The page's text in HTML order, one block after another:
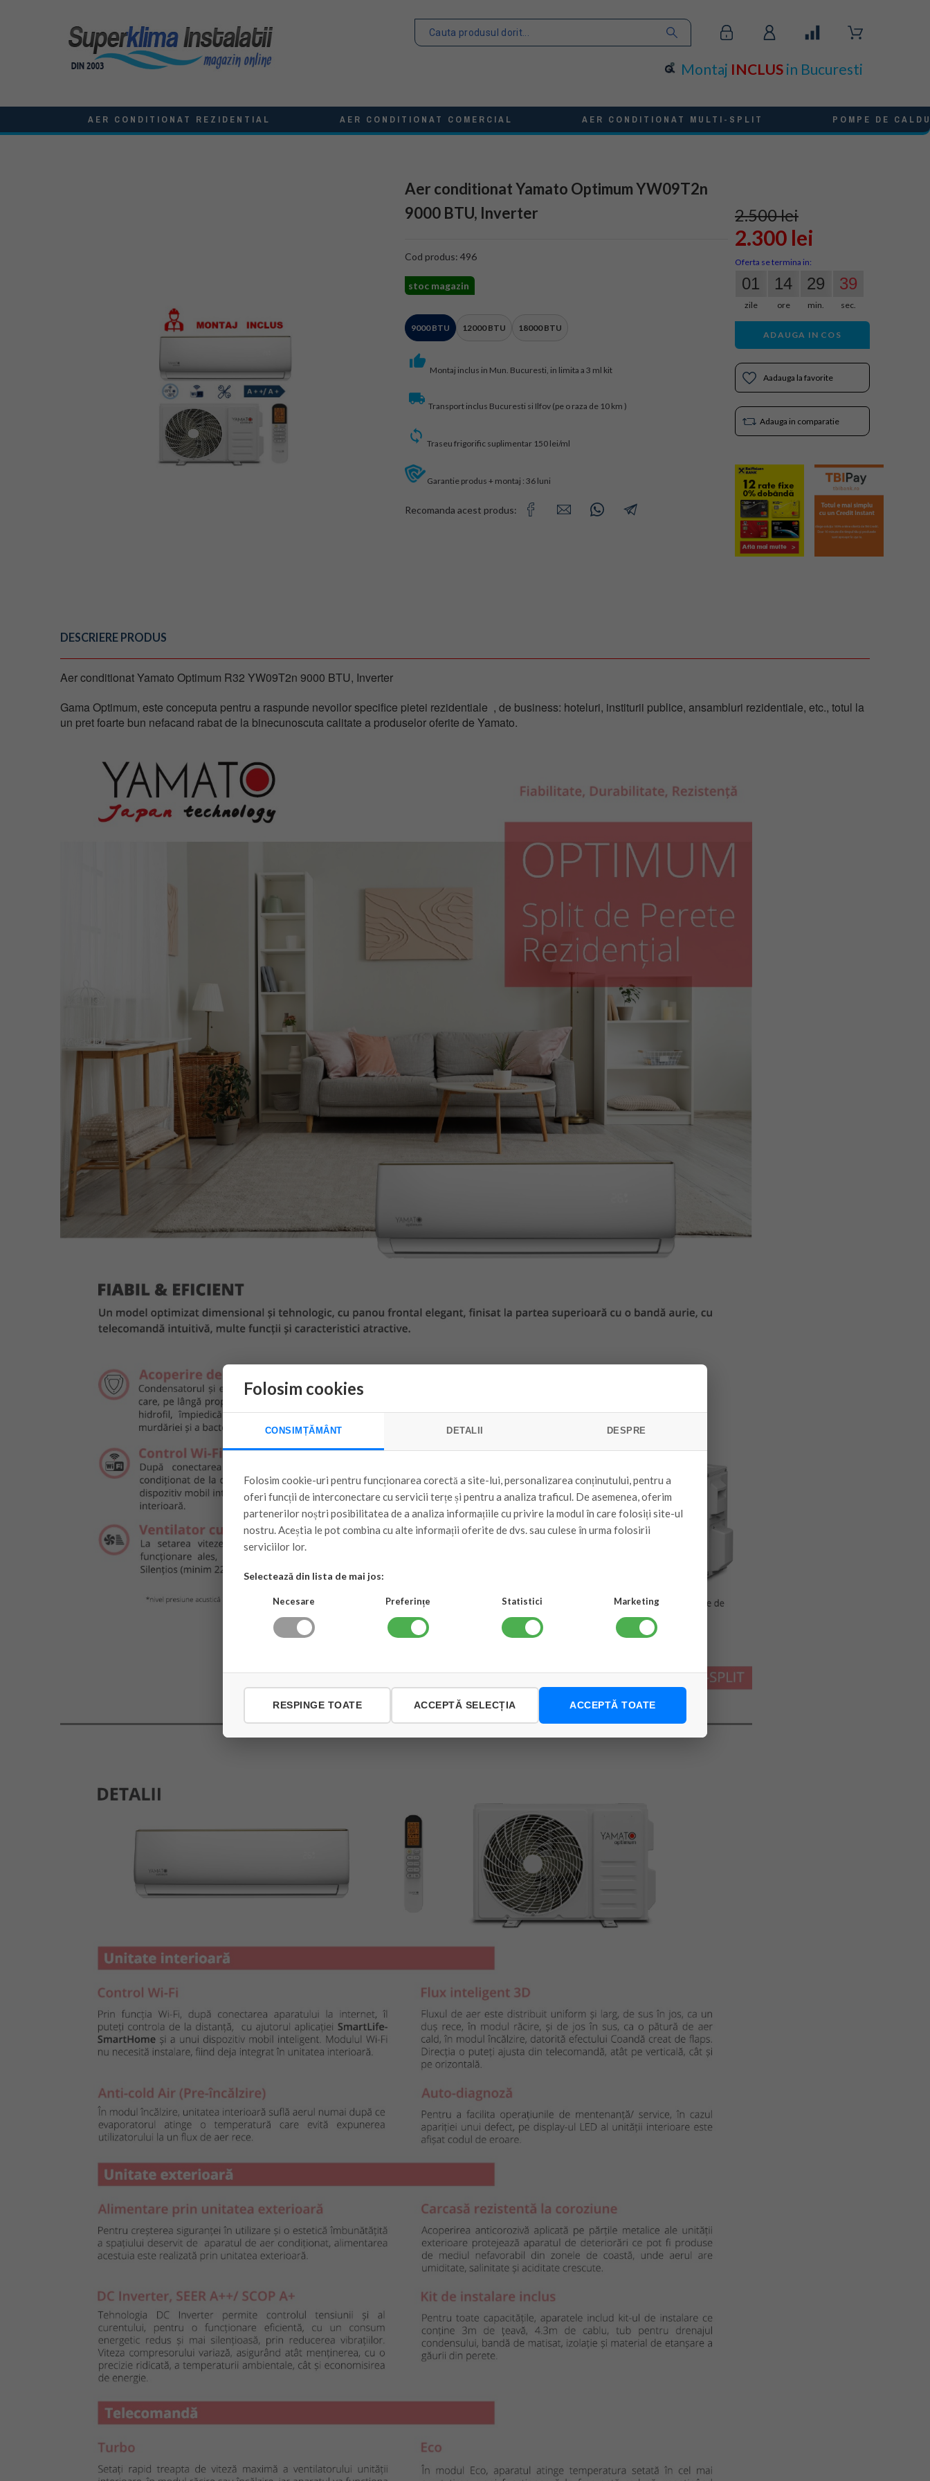
Montaj INCLUSin Bucuresti
AER CONDITIONAT REZIDENTIAL AER CONDITIONAT COMERCIAL AER CONDITIONAT MULTI-SPLIT POMPE DE
Aer conditionat Yamato Optimum YW09T2n
9000 BTU, Inverter
Cod produs: 496
stoc magazin
9000 BTU 12000 BTU 18000 BTU
Montaj inclus in Mun. Bucuresti, in limita a 3 ml kit
Transport inclus Bucuresti si Ilfov (pe o raza de 10 km )
Traseu frigorific suplimentar 150 lei/ml
Garantie produs + montaj : 36 luni
Recomanda acest produs:
2.500 lei
2.300 lei
Oferta se termina in:
01
zile
14
ore
29
min.
37
sec.
ADAUGA IN COS
Aadauga la favorite
Adauga in comparatie
DESCRIERE PRODUS
Aer conditionat Yamato Optimum R32 YW09T2n 9000 BTU, Inverter
Gama Optimum, este conceputa pentru a raspunde nevoilor specifice pietei rezidentiale , de business: hoteluri, institurii publice, ansambluri rezidentiale, etc., totul la
un pret foarte bun nefacand rabat de la binecunoscuta calitate a produselor oferite de Yamato.
Folosim cookies
CONSIMȚĂMÂNT DETALII DESPRE
Folosim cookie-uri pentru funcționarea corectă a site-lui, personalizarea conținutului, pentru a
oferi funcții de interconectare cu servicii terțe și pentru a analiza traficul. De asemenea, oferim
partenerilor noștri posibilitatea de a analiza informațiile cu privire la modul în care folosiți site-ul
nostru. Aceștia le pot combina cu alte informații oferite de dvs. sau culese în urma folosirii
serviciilor lor.
Selectează din lista de mai jos:
Necesare Preferințe Statistici Marketing
RESPINGE TOATE ACCEPTĂ SELECȚIA ACCEPTĂ TOATE